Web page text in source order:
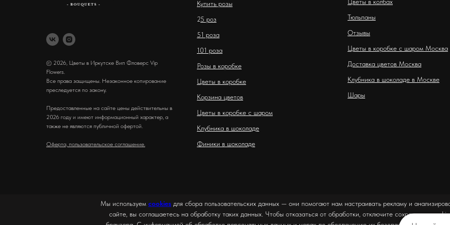
© 2026, Цветы в Иркутске Вип Фловерс Vip
Flowers.
Все права защищены. Незаконное копирование
преследуется по закону.
Предоставленные на сайте цены действительны в
2026 году и имеют информационный характер, а
также не являются публичной офертой.
Оферта, пользовательское соглашение.
Купить розы
25 роз
51 роза
101 роза
Розы в коробке
Цветы в коробке
Корзина цветов
Цветы в коробке с шаром
Клубника в шоколаде
Финики в шоколаде
Тюльпаны
Отзывы
Цветы в коробке с шаром Москва
Доставка цветов Москва
Клубника в шоколаде в Москве
Шары
Мы используем cookies для сбора пользовательских данных — они помогают нам настраивать рекламу и
сайте, вы соглашаетесь на обработку таких данных. Чтобы отказаться от обработки, отключите сохранение